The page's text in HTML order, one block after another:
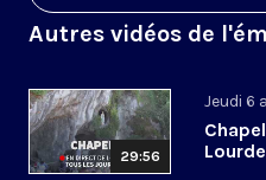
Autres vidéos de
29:56
Jeudi 6